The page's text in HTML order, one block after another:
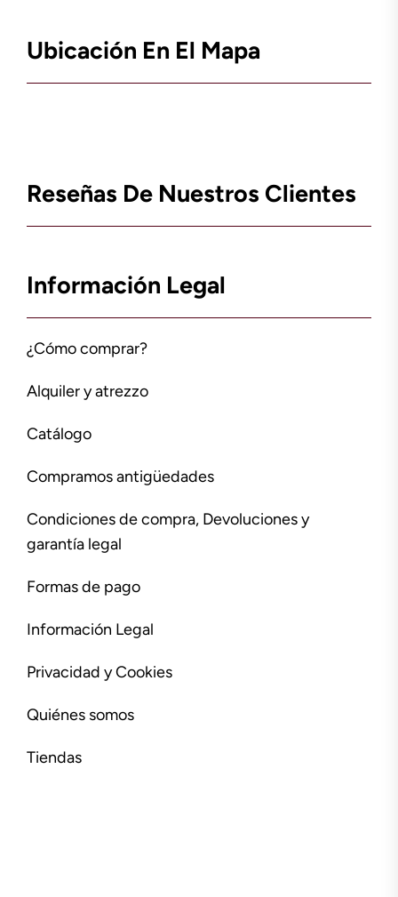
Ubicación En El Mapa
Reseñas De Nuestros Clientes
Información Legal
¿Cómo comprar?
Alquiler y atrezzo
Catálogo
Compramos antigüedades
Condiciones de compra, Devoluciones y
garantía legal
Formas de pago
Información Legal
Privacidad y Cookies
Quiénes somos
Tiendas